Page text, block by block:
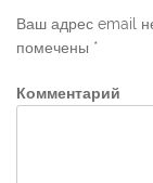
Ваш адрес email
помечены *
Комментарий